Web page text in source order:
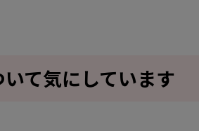
て気にしています